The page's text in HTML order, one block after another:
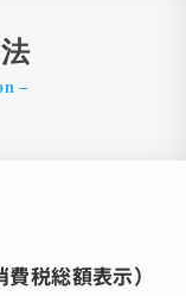
–
費税総額表示）